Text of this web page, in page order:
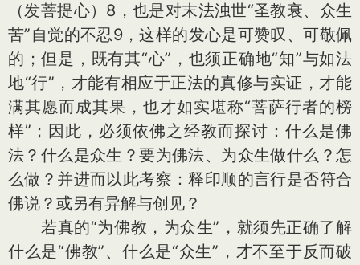
（发菩提心）8，也是对末法浊世“圣教衰、众生
苦”自觉的不忍9，这样的发心是可赞叹、可敬佩
的；但是，既有其“心”，也须正确地“知”与如法
地“行”，才能有相应于正法的真修与实证，才能
满其愿而成其果，也才如实堪称“菩萨行者的榜
样”；因此，必须依佛之经教而探讨：什么是佛
法？什么是众生？要为佛法、为众生做什么？怎
么做？并进而以此考察：释印顺的言行是否符合
佛说？或另有异解与创见？
若真的“为佛教，为众生”，就须先正确了解
什么是“佛教”、什么是“众生”，才不至于反而破